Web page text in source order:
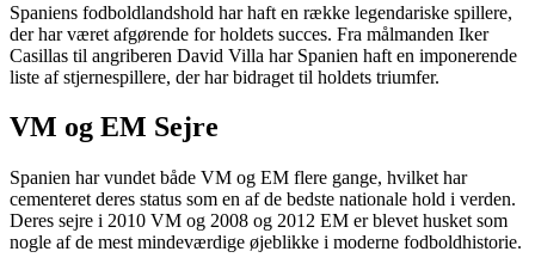
Spaniens fodboldlandshold har haft en række legendariske spillere,
der har været afgørende for holdets succes. Fra målmanden Iker
Casillas til angriberen David Villa har Spanien haft en imponerende
liste af stjernespillere, der har bidraget til holdets triumfer.
VM og EM Sejre
Spanien har vundet både VM og EM flere gange, hvilket har
cementeret deres status som en af de bedste nationale hold i verden.
Deres sejre i 2010 VM og 2008 og 2012 EM er blevet husket som
nogle af de mest mindeværdige øjeblikke i moderne fodboldhistorie.